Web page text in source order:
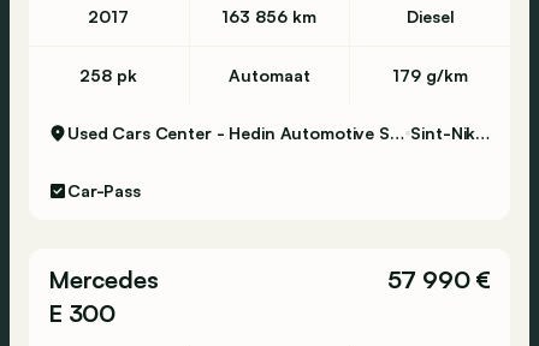
2017 163 856 km Diesel
258 pk Automaat 179 g/km
Used Cars Center - Hedin Automotive Sint-Niklaas Sint-Niklaas
Car-Pass
Mercedes
E 300
57 990 €